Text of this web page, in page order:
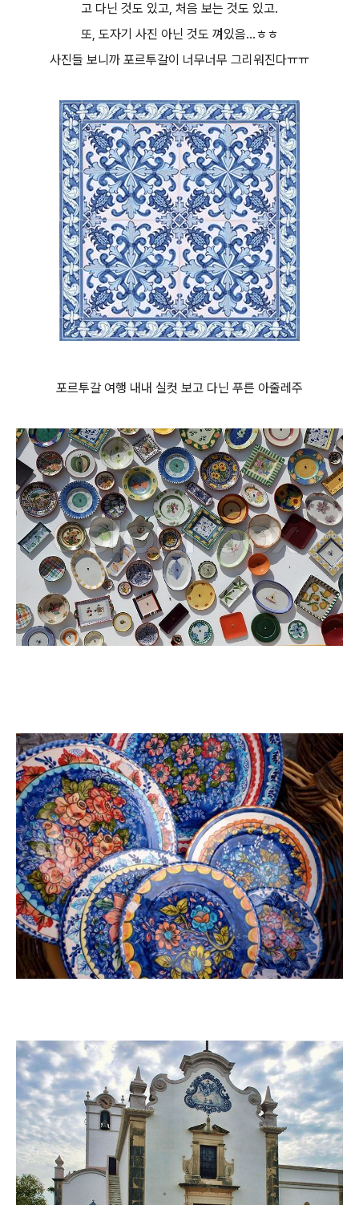
고 다닌 것도 있고, 처음 보는 것도 있고.
또, 도자기 사진 아닌 것도 껴있음...ㅎㅎ
사진들 보니까 포르투갈이 너무너무 그리워진다ㅠㅠ
포르투갈 여행 내내 실컷 보고 다닌 푸른 아줄레주